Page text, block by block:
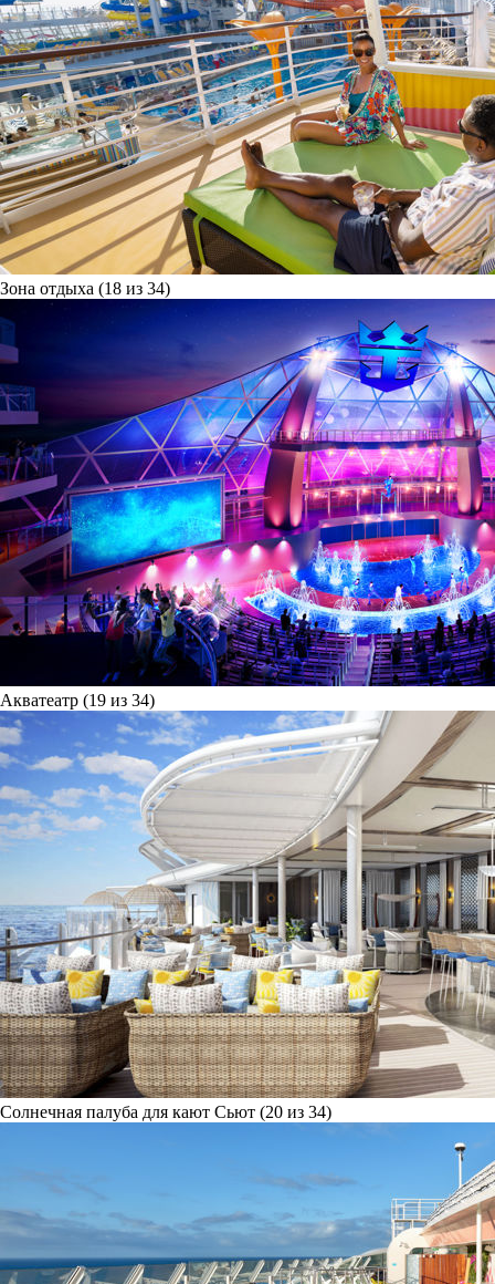
Зона отдыха (18 из 34)
Акватеатр (19 из 34)
Солнечная палуба для кают Сьют (20 из 34)